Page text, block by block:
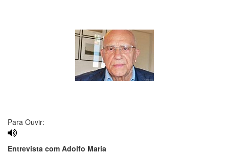
Para Ouvir:
Entrevista com Adolfo Maria